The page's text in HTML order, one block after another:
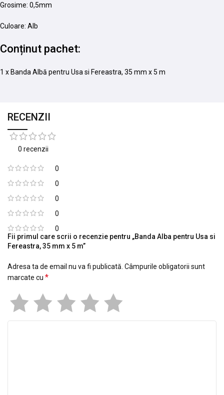
Grosime: 0,5mm
Culoare: Alb
Conținut pachet:
1 x Banda Albă pentru Usa si Fereastra, 35 mm x 5 m
RECENZII
0 recenzii
0
0
0
0
0
Fii primul care scrii o recenzie pentru „Banda Alba pentru Usa si
Fereastra, 35 mm x 5 m”
Adresa ta de email nu va fi publicată. Câmpurile obligatorii sunt
marcate cu *